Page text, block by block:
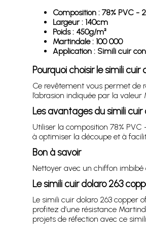
Composition : 78% PVC -
Largeur : 140cm
Poids : 450g/m²
Martindale : 100 000
Application : Simili cuir
Pourquoi choisir le simili
Ce revêtement vous permet de
l’abrasion indiquée par la valeur
Les avantages du simili
Utiliser la composition 78%
à optimiser la découpe et à
Bon à savoir
Nettoyer avec un chiffon
Le simili cuir dolaro 263
Le simili cuir dolaro 263 copper
profitez d’une résistance
projets de réfection avec ce